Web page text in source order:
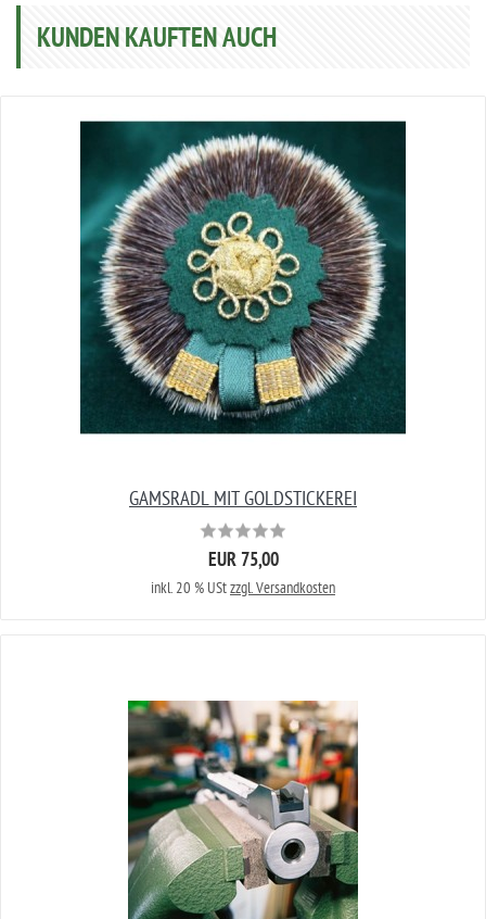
KUNDEN KAUFTEN AUCH
GAMSRADL MIT GOLDSTICKEREI
EUR 75,00
inkl. 20 % UStzzgl. Versandkosten